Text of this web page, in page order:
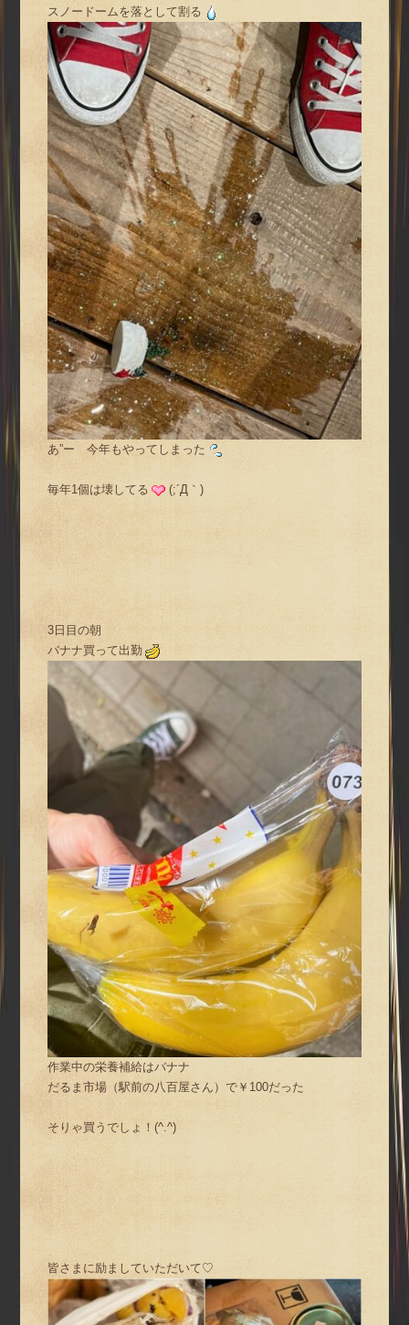
スノードームを落として割る
あ”ー 今年もやってしまった
毎年1個は壊してる (;´Д｀)
3日目の朝
バナナ買って出勤
作業中の栄養補給はバナナ
だるま市場（駅前の八百屋さん）で￥100だった
そりゃ買うでしょ！(^.^)
皆さまに励ましていただいて♡